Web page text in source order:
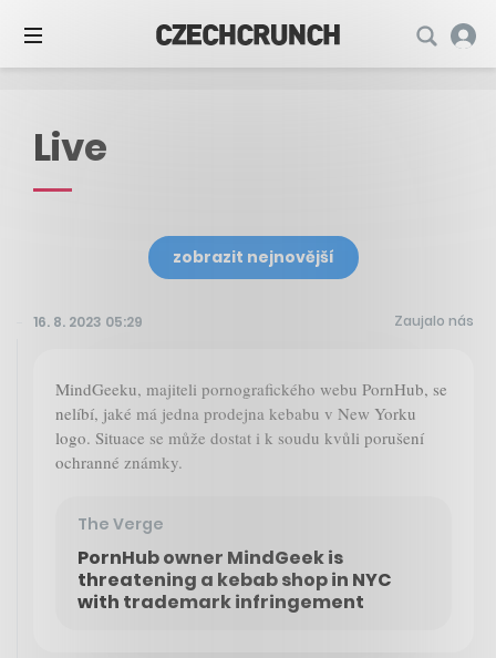
Live
zobrazit nejnovější
16. 8. 2023 05:29 Zaujalo nás
MindGeeku, majiteli pornografického webu PornHub, se
nelíbí, jaké má jedna prodejna kebabu v New Yorku
logo. Situace se může dostat i k soudu kvůli porušení
ochranné známky.
The Verge
PornHub owner MindGeek is
threatening a kebab shop in NYC
with trademark infringement